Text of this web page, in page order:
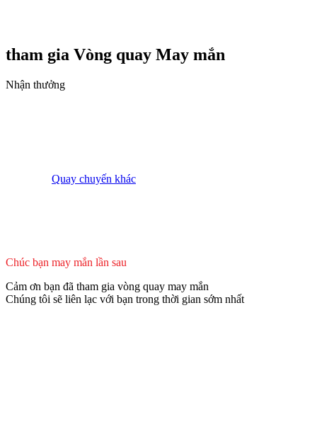
tham gia Vòng quay May mắn
Nhận thưởng
Quay chuyến khác
Chúc bạn may mắn lần sau
Cảm ơn bạn đã tham gia vòng quay may mắn
Chúng tôi sẽ liên lạc với bạn trong thời gian sớm nhất